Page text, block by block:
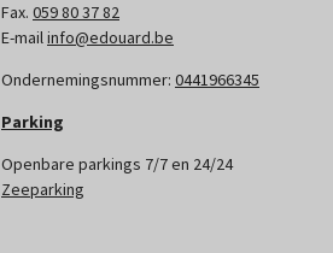
Fax. 059 80 37 82
E-mailinfo@edouard.be
Ondernemingsnummer: 0441966345
Parking
Openbare parkings 7/7 en 24/24
Zeeparking